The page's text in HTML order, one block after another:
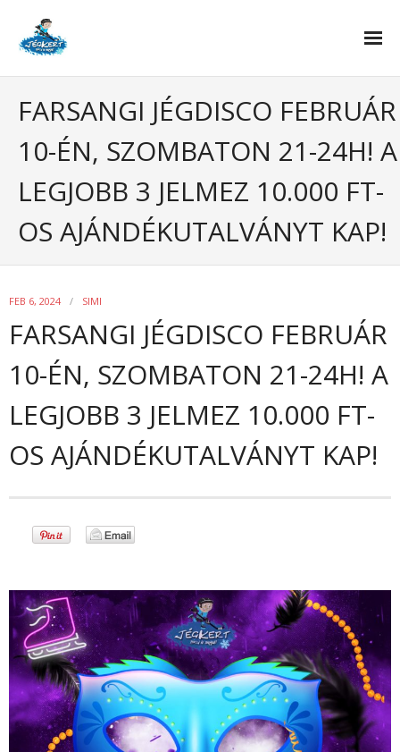
- Jégkorong oktatás – hoki suli
Curling
Rólunk
- Jótanácsok
Nyitvatartás
Árak
Céges rendezvény
- Videók
Élezés
Kapcsolat
FARSANGI JÉGDISCO FEBRUÁR
10-ÉN, SZOMBATON 21-24H! A
LEGJOBB 3 JELMEZ 10.000 FT-
OS AJÁNDÉKUTALVÁNYT KAP!
FEB 6, 2024 SIMI
FARSANGI JÉGDISCO FEBRUÁR
10-ÉN, SZOMBATON 21-24H! A
LEGJOBB 3 JELMEZ 10.000 FT-
OS AJÁNDÉKUTALVÁNYT KAP!